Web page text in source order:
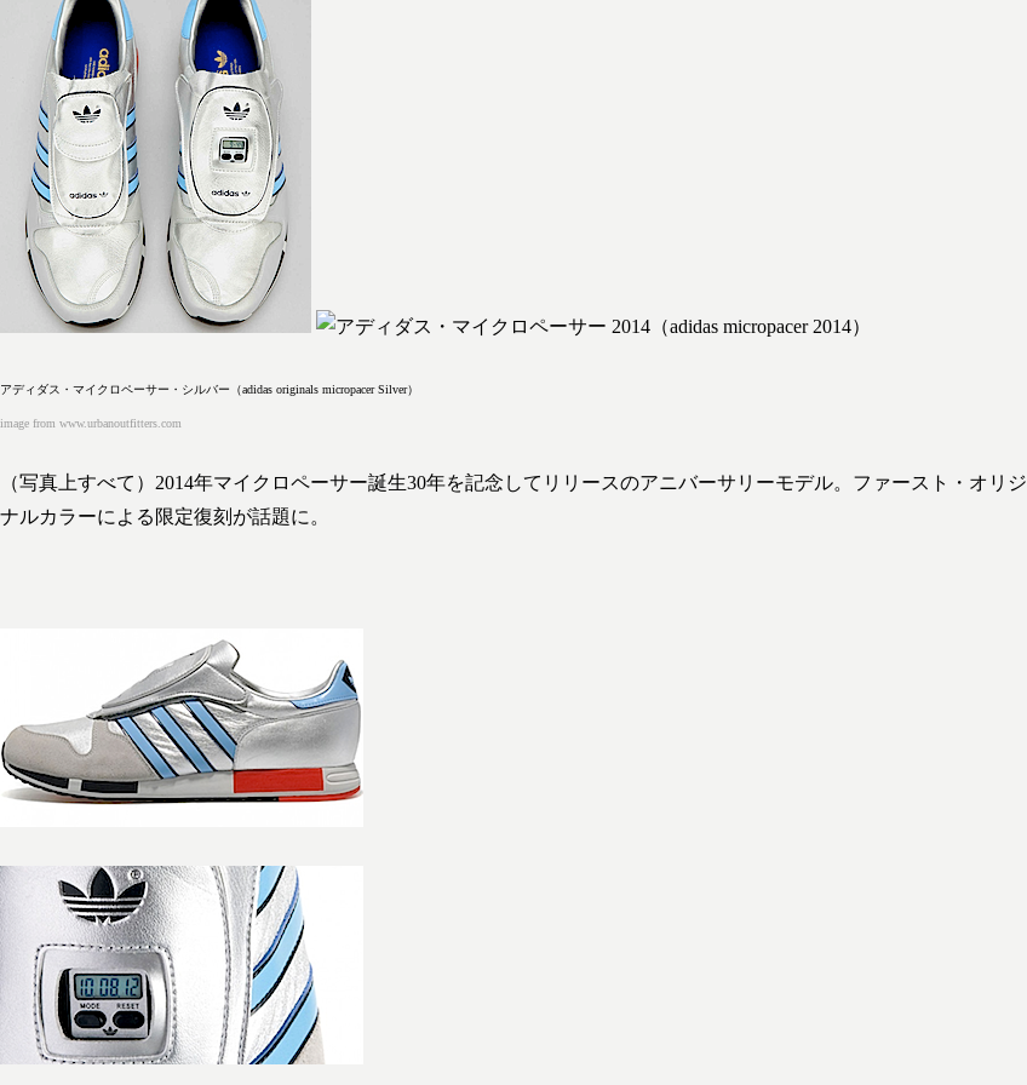
アディダス・マイクロペーサー・シルバー（adidas originals micropacer Silver）
image from www.urbanoutfitters.com
（写真上すべて）2014年マイクロペーサー誕生30年を記念してリリースのアニバーサリーモデル。ファースト・オリジ
ナルカラーによる限定復刻が話題に。